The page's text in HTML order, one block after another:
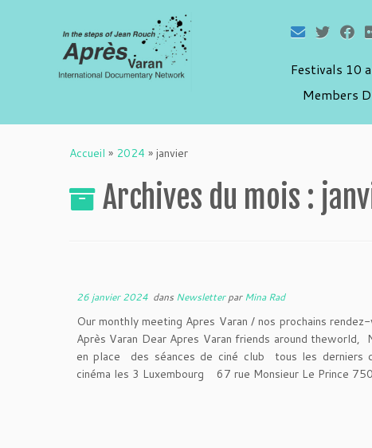
Festivals 10
Members
Accueil » 2024 » janvier
Archives du mois :
26 janvier 2024dans NewsletterparMina Rad
Our monthly meeting Apres Varan / nos prochains
Après Varan Dear Apres Varan friends around theworld,
en place des séances de ciné club tous les derniers
cinéma les 3 Luxembourg 67 rue Monsieur Le Prince